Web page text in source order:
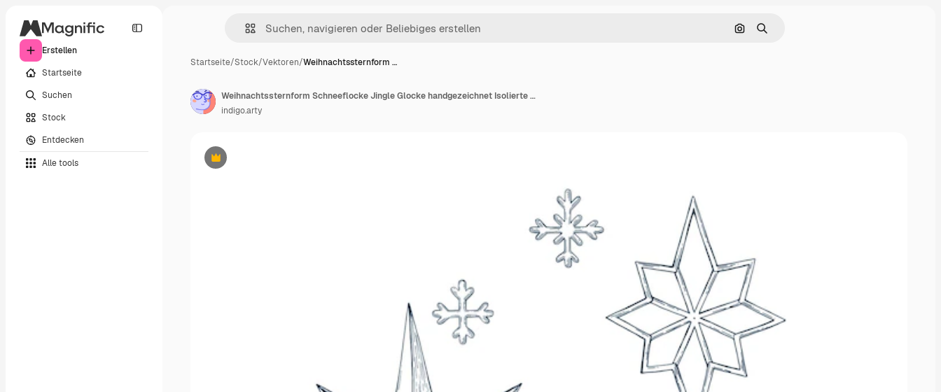
Erstellen
Startseite
Suchen
Stock
Entdecken
Alle tools
Nach Bild suchen
Suchen
Startseite/Stock/Vektoren/Weihnachtssternform …
Premium
Weihnachtssternform Schneeflocke Jingle Glocke handgezeichnet Isolierte Vektorillustration Gravierungsstil
indigo.arty